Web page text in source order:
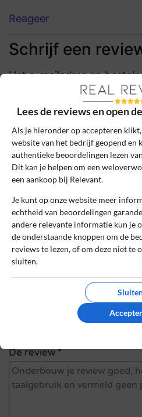
Reageer
Schrijf een
Het e-mailadres en
gepubliceerd. Vereiste
Naam*
E-mail*
Bestelnummer
Review Titel *
Sterrenbeoordeling *
De review *
Lees de reviews en open
Als je hieronder op accepteren
website van het bedrijf geopend en
authentieke beoordelingen lezen
Dit kan je helpen om een
een aankoop bij Relevant.
Je kunt op onze website meer
echtheid van beoordelingen
andere relevante informatie kun je
de onderstaande knoppen om de
reviews te lezen, of om deze niet te
sluiten.